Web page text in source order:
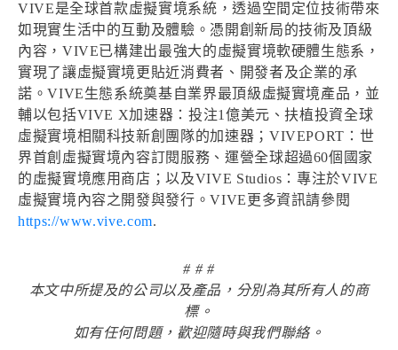
VIVE是全球首款虛擬實境系統，透過空間定位技術帶來
如現實生活中的互動及體驗。憑開創新局的技術及頂級
內容，VIVE已構建出最強大的虛擬實境軟硬體生態系，
實現了讓虛擬實境更貼近消費者、開發者及企業的承
諾。VIVE生態系統奠基自業界最頂級虛擬實境產品，並
輔以包括VIVE X加速器：投注1億美元、扶植投資全球
虛擬實境相關科技新創團隊的加速器；VIVEPORT：世
界首創虛擬實境內容訂閱服務、運營全球超過60個國家
的虛擬實境應用商店；以及VIVE Studios：專注於VIVE
虛擬實境內容之開發與發行。VIVE更多資訊請參閱
https://www.vive.com.
# # #
本文中所提及的公司以及產品，分別為其所有人的商
標。
如有任何問題，歡迎隨時與我們聯絡。